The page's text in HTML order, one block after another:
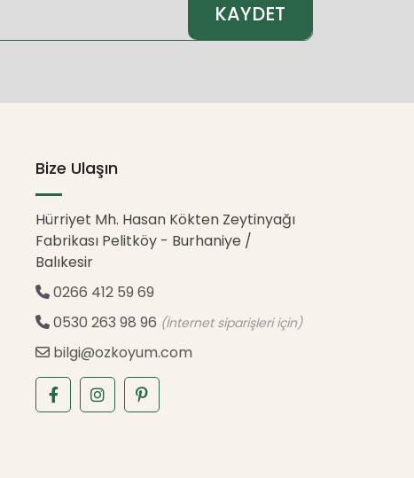
KAYDET
Bize Ulaşın
Hürriyet Mh. Hasan Kökten Zeytinyağı
Fabrikası Pelitköy - Burhaniye /
Balıkesir
0266 412 59 69
0530 263 98 96 (İnternet siparişleri için)
bilgi@ozkoyum.com